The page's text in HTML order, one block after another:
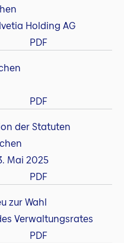
Holding AG
PDF
PDF
der Statuten
Mai 2025
PDF
zur Wahl
Verwaltungsrates
PDF